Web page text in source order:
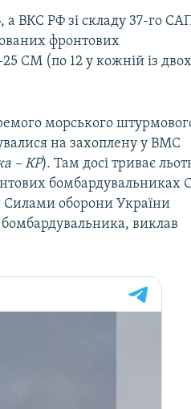
а ВКС РФ зі складу 37-го
фронтових
СМ (по 12 у кожній із двох
морського
на захоплену у ВМС
– КР). Там досі триває
бомбардувальниках
Силами оборони України
виклав